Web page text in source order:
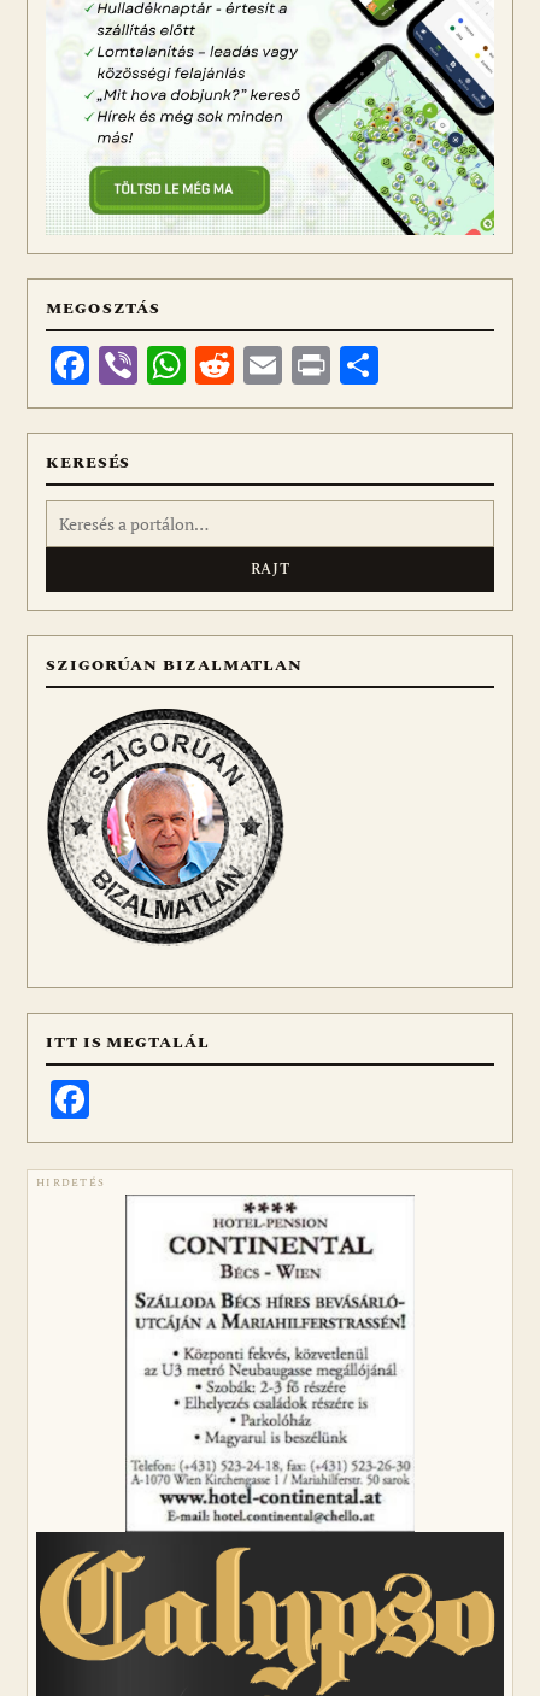
MEGOSZTÁS
Facebook
ViberWhatsApp
Reddit
Email
Print
meg
KERESÉS
Keresés:
SZIGORÚAN BIZALMATLAN
ITT IS MEGTALÁL
HIRDETÉS